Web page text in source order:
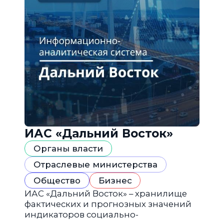
ИАС «Дальний Восток»
Органы власти
Отраслевые министерства
Общество
Бизнес
ИАС «Дальний Восток» – хранилище
фактических и прогнозных значений
индикаторов социально-